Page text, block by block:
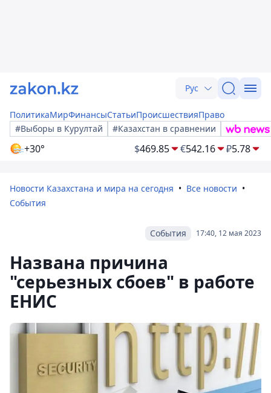
Рус
ПолитикаМирФинансыСтатьиПроисшествияПраво
#Выборы в Курултай
#Казахстан в сравнении
+30° $469.85 €542.16 ₽5.78
Новости Казахстана и мира на сегодня
Все новости
События
17:40, 12 мая 2023
События
Названа причина
"серьезных сбоев" в работе
ЕНИС